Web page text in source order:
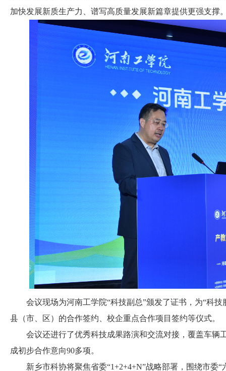
加快发展新质生产力、谱写高质量发展新篇章提供更强支撑
会议现场为河南工学院“科技副总”颁发了证书，为“科技
县（市、区）的合作签约、校企重点合作项目签约等仪式。
会议还进行了优秀科技成果路演和交流对接，覆盖车辆
成初步合作意向90多项。
新乡市科协将聚焦省委“1+2+4+N”战略部署，围绕市委“